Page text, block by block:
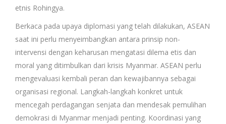
etnis Rohingya.
Berkaca pada upaya diplomasi yang telah dilakukan, ASEAN
saat ini perlu menyeimbangkan antara prinsip non-
intervensi dengan keharusan mengatasi dilema etis dan
moral yang ditimbulkan dari krisis Myanmar. ASEAN perlu
mengevaluasi kembali peran dan kewajibannya sebagai
organisasi regional. Langkah-langkah konkret untuk
mencegah perdagangan senjata dan mendesak pemulihan
demokrasi di Myanmar menjadi penting. Koordinasi yang